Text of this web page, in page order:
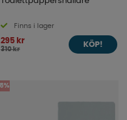
Finns i lager
295 kr
310 kr
KÖP!
5%